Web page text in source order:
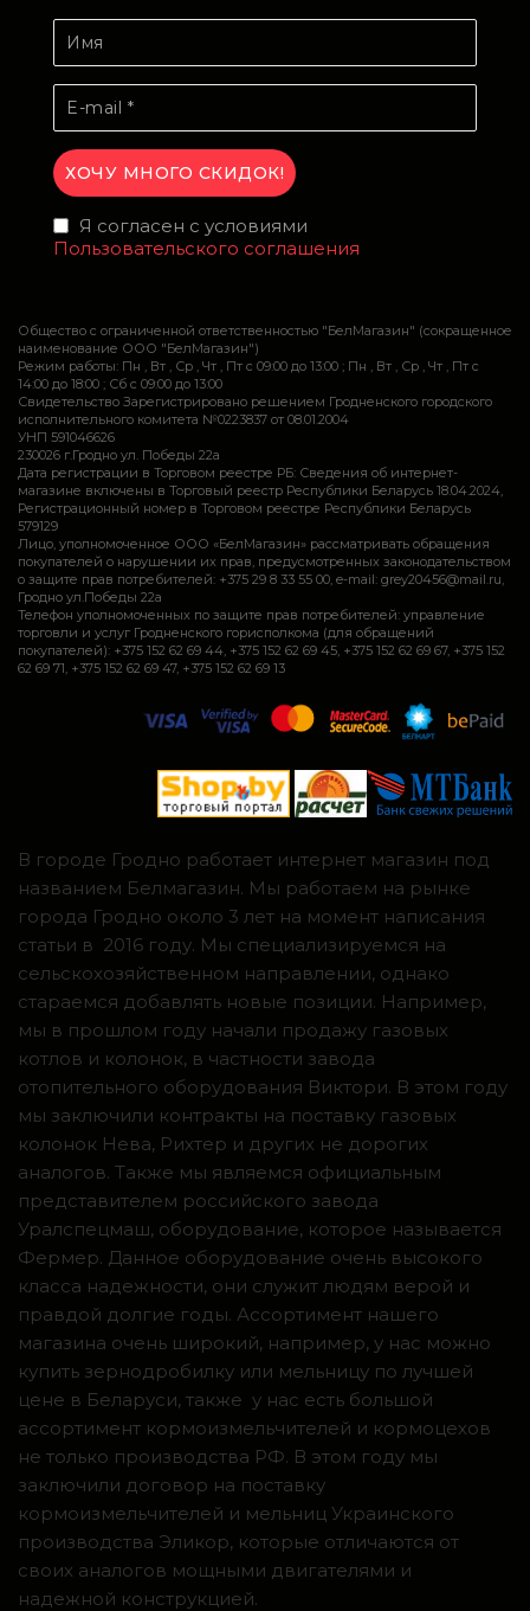
Я согласен с условиями
Пользовательского соглашения
Общество с ограниченной ответственностью "БелМагазин" (сокращенное
наименование ООО "БелМагазин")
Режим работы: Пн , Вт , Ср , Чт , Пт c 09:00 до 13:00 ; Пн , Вт , Ср , Чт , Пт c
14:00 до 18:00 ; Сб c 09:00 до 13:00
Свидетельство Зарегистрировано решением Гродненского городского
исполнительного комитета №0223837 от 08.01.2004
УНП 591046626
230026 г.Гродно ул. Победы 22а
Дата регистрации в Торговом реестре РБ: Сведения об интернет-
магазине включены в Торговый реестр Республики Беларусь 18.04.2024,
Регистрационный номер в Торговом реестре Республики Беларусь
579129
Лицо, уполномоченное ООО «БелМагазин» рассматривать обращения
покупателей о нарушении их прав, предусмотренных законодательством
о защите прав потребителей: +375 29 8 33 55 00, e-mail: grey20456@mail.ru,
Гродно ул.Победы 22а
Телефон уполномоченных по защите прав потребителей: управление
торговли и услуг Гродненского горисполкома (для обращений
покупателей): +375 152 62 69 44, +375 152 62 69 45, +375 152 62 69 67, +375 152
62 69 71, +375 152 62 69 47, +375 152 62 69 13
В городе Гродно работает интернет магазин под
названием Белмагазин. Мы работаем на рынке
города Гродно около 3 лет на момент написания
статьи в 2016 году. Мы специализируемся на
сельскохозяйственном направлении, однако
стараемся добавлять новые позиции. Например,
мы в прошлом году начали продажу газовых
котлов и колонок, в частности завода
отопительного оборудования Виктори. В этом году
мы заключили контракты на поставку газовых
колонок Нева, Рихтер и других не дорогих
аналогов. Также мы являемся официальным
представителем российского завода
Уралспецмаш, оборудование, которое называется
Фермер. Данное оборудование очень высокого
класса надежности, они служит людям верой и
правдой долгие годы. Ассортимент нашего
магазина очень широкий, например, у нас можно
купить зернодробилку или мельницу по лучшей
цене в Беларуси, также у нас есть большой
ассортимент кормоизмельчителей и кормоцехов
не только производства РФ. В этом году мы
заключили договор на поставку
кормоизмельчителей и мельниц Украинского
производства Эликор, которые отличаются от
своих аналогов мощными двигателями и
надежной конструкцией.